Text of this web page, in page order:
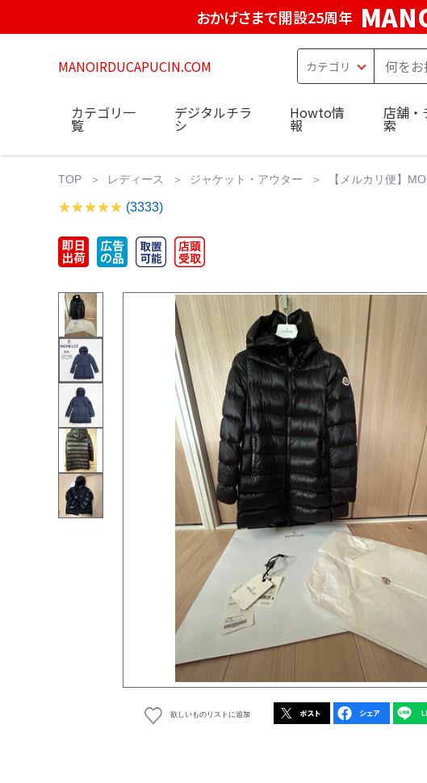
おかげさまで開設25周年
MANOIRDUCAPUCIN.COM
カテゴリ一
覧
デジタルチラ
シ
Howto情
報
店舗・
索
TOP レディース ジャケット・アウター 【メルカリ便】
(3333)
欲しいものリストに追加